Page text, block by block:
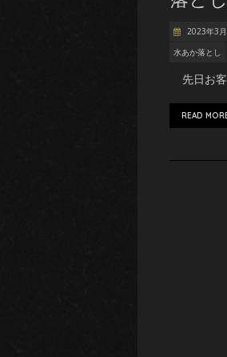
2023年3
水あか落とし
先日お客
READ